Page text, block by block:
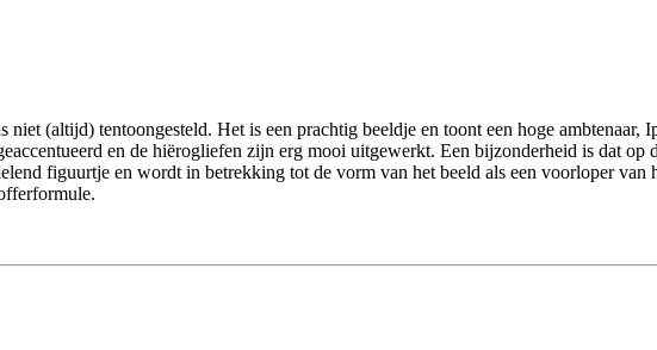
niet (altijd) tentoongesteld. Het is een prachtig beeldje en toont een hoge
en de hiërogliefen zijn erg mooi uitgewerkt. Een bijzonderheid is dat
figuurtje en wordt in betrekking tot de vorm van het beeld als een voorloper